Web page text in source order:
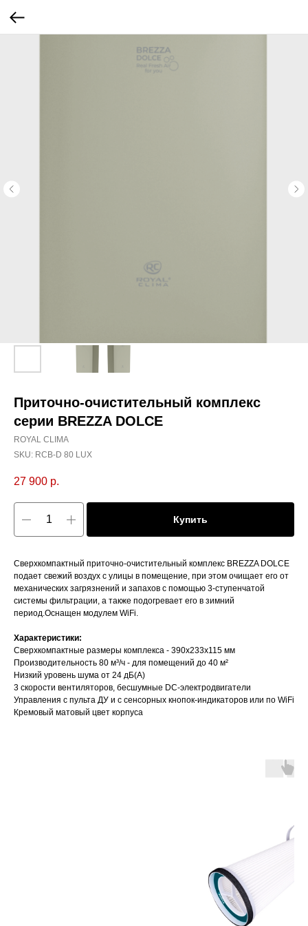
Приточно-очистительный комплекс
серии BREZZA DOLCE
ROYAL CLIMA
SKU: RCB-D 80 LUX
27 900 р.
Купить
Сверхкомпактный приточно-очистительный комплекс BREZZA DOLCE
подает свежий воздух с улицы в помещение, при этом очищает его от
механических загрязнений и запахов с помощью 3-ступенчатой
системы фильтрации, а также подогревает его в зимний
период.Оснащен модулем WiFi.
Характеристики:
Сверхкомпактные размеры комплекса - 390х233х115 мм
Производительность 80 м³/ч - для помещений до 40 м²
Низкий уровень шума от 24 дБ(А)
3 скорости вентиляторов, бесшумные DC-электродвигатели
Управления с пульта ДУ и с сенсорных кнопок-индикаторов или по WiFi
Кремовый матовый цвет корпуса